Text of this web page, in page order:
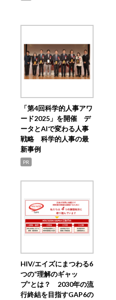
「第4回科学的人事アワ
ード2025」を開催 デ
ータとAIで変わる人事
戦略 科学的人事の最
新事例
PR
HIV/エイズにまつわる6
つの“理解のギャッ
プ”とは？ 2030年の流
行終結を目指すGAP6の